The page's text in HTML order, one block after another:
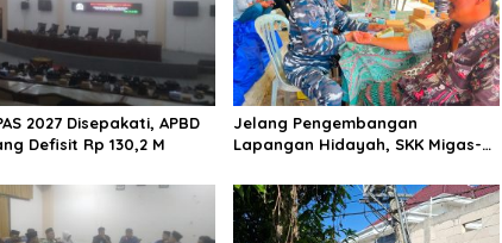
2027 Disepakati, APBD
Defisit Rp 130,2 M
Jelang Pengembangan
Lapangan Hidayah, SKK Migas-
Sinergi dengan Nelayan
Sampang